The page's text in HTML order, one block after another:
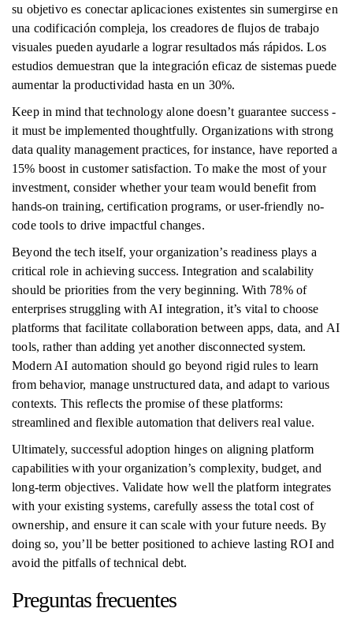
su objetivo es conectar aplicaciones existentes sin sumergirse en
una codificación compleja, los creadores de flujos de trabajo
visuales pueden ayudarle a lograr resultados más rápidos. Los
estudios demuestran que la integración eficaz de sistemas puede
aumentar la productividad hasta en un 30%.
Keep in mind that technology alone doesn’t guarantee success -
it must be implemented thoughtfully. Organizations with strong
data quality management practices, for instance, have reported a
15% boost in customer satisfaction. To make the most of your
investment, consider whether your team would benefit from
hands-on training, certification programs, or user-friendly no-
code tools to drive impactful changes.
Beyond the tech itself, your organization’s readiness plays a
critical role in achieving success. Integration and scalability
should be priorities from the very beginning. With 78% of
enterprises struggling with AI integration, it’s vital to choose
platforms that facilitate collaboration between apps, data, and AI
tools, rather than adding yet another disconnected system.
Modern AI automation should go beyond rigid rules to learn
from behavior, manage unstructured data, and adapt to various
contexts. This reflects the promise of these platforms:
streamlined and flexible automation that delivers real value.
Ultimately, successful adoption hinges on aligning platform
capabilities with your organization’s complexity, budget, and
long-term objectives. Validate how well the platform integrates
with your existing systems, carefully assess the total cost of
ownership, and ensure it can scale with your future needs. By
doing so, you’ll be better positioned to achieve lasting ROI and
avoid the pitfalls of technical debt.
Preguntas frecuentes